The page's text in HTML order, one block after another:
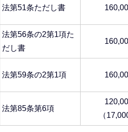
法第51条ただし書
法第56条の2第1項た
だし書
法第59条の2第1項
法第85条第6項
（